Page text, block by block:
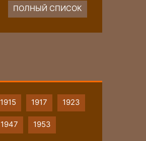
ПОЛНЫЙ СПИСОК
1915 1917 1923
1947 1953